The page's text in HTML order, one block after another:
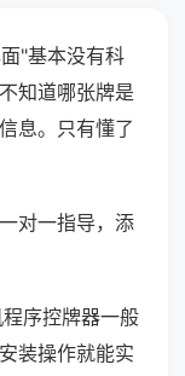
"基本没有科
知道哪张牌是
息。只有懂了
对一指导，添
序控牌器一般
装操作就能实